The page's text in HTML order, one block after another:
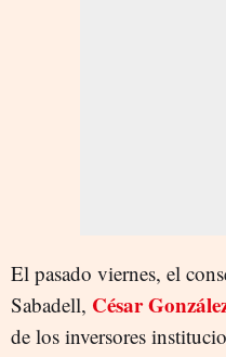
El pasado viernes, el
Sabadell, César
de los inversores